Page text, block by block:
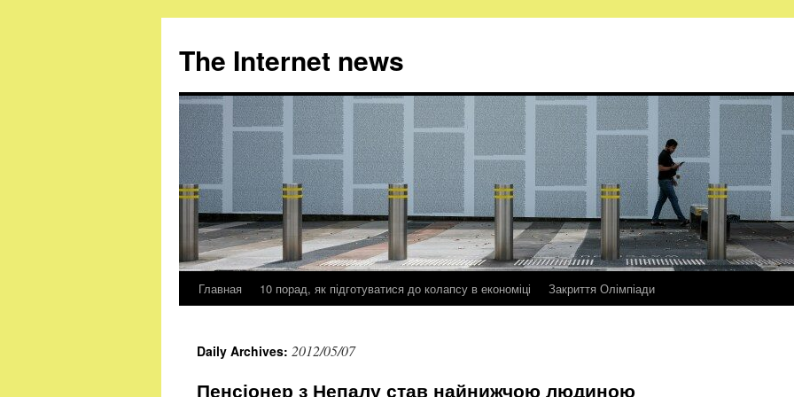
The Internet news
Skip
content
Главная 10 порад, як підготуватися до колапсу в економіці Закриття Олімпіади
Daily Archives: 2012/05/07
Пенсіонер з Непалу став найнижчою людиною